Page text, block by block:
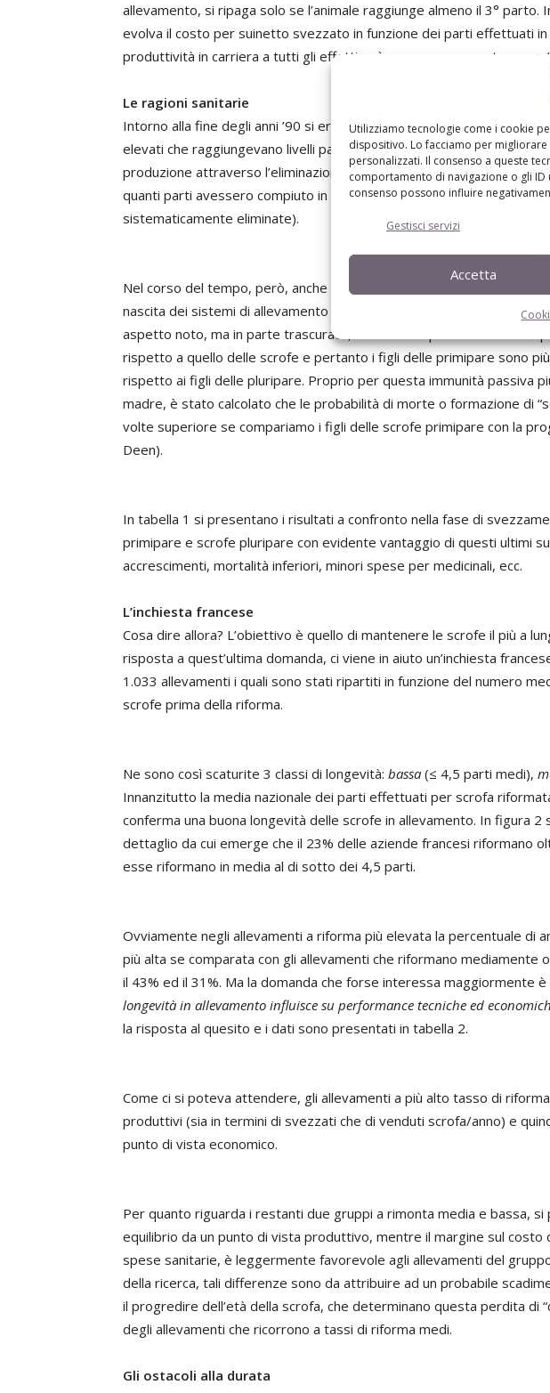
Utilizziamo tecnologie come i cookie
dispositivo. Lo facciamo per
personalizzati. Il consenso a queste
comportamento di navigazione o gli
consenso possono influire
Gestisci servizi
Accetta
allevamento, si ripaga solo se l’animale raggiunge almeno il 3° parto.
evolva il costo per suinetto svezzato in funzione dei parti effettuati in
produttività in carriera a tutti gli effetti può essere annoverata come
Le ragioni sanitarie
Intorno alla fine degli anni ’90 si era diffusa la tendenza a ricorrere a
elevati che raggiungevano livelli pari al 55-65%. L’obiettivo, infatti,
produzione attraverso l’eliminazione dei soggetti maggiormente
quanti parti avessero compiuto in azienda) e delle scrofe “vecchie”
sistematicamente eliminate).
Nel corso del tempo, però, anche in concomitanza con la comparsa di
nascita dei sistemi di allevamento cosiddetti SPP (
Segregated Parity
aspetto noto, ma in parte trascurato, e cioè che il patrimonio
rispetto a quello delle scrofe e pertanto i figli delle primipare sono
rispetto ai figli delle pluripare. Proprio per questa immunità passiva
madre, è stato calcolato che le probabilità di morte o formazione di
volte superiore se compariamo i figli delle scrofe primipare con la
Deen).
In tabella 1 si presentano i risultati a confronto nella fase di
primipare e scrofe pluripare con evidente vantaggio di questi ultimi
accrescimenti, mortalità inferiori, minori spese per medicinali, ecc.
L’inchiesta francese
Cosa dire allora? L’obiettivo è quello di mantenere le scrofe il più a
risposta a quest’ultima domanda, ci viene in aiuto un’inchiesta
1.033 allevamenti i quali sono stati ripartiti in funzione del numero
scrofe prima della riforma.
Ne sono così scaturite 3 classi di longevità: bassa (≤ 4,5 parti medi),
Innanzitutto la media nazionale dei parti effettuati per scrofa
conferma una buona longevità delle scrofe in allevamento. In figura
dettaglio da cui emerge che il 23% delle aziende francesi riformano
esse riformano in media al di sotto dei 4,5 parti.
Ovviamente negli allevamenti a riforma più elevata la percentuale di
più alta se comparata con gli allevamenti che riformano
il 43% ed il 31%. Ma la domanda che forse interessa maggiormente
longevità in allevamento influisce su performance tecniche ed
la risposta al quesito e i dati sono presentati in tabella 2.
Come ci si poteva attendere, gli allevamenti a più alto tasso di
produttivi (sia in termini di svezzati che di venduti scrofa/anno) e
punto di vista economico.
Per quanto riguarda i restanti due gruppi a rimonta media e bassa,
equilibrio da un punto di vista produttivo, mentre il margine sul costo
spese sanitarie, è leggermente favorevole agli allevamenti del
della ricerca, tali differenze sono da attribuire ad un probabile
il progredire dell’età della scrofa, che determinano questa perdita di
degli allevamenti che ricorrono a tassi di riforma medi.
Gli ostacoli alla durata